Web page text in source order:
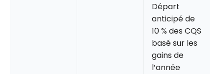
Départ
anticipé de
10 % des CQS
basé sur les
gains de
l’année